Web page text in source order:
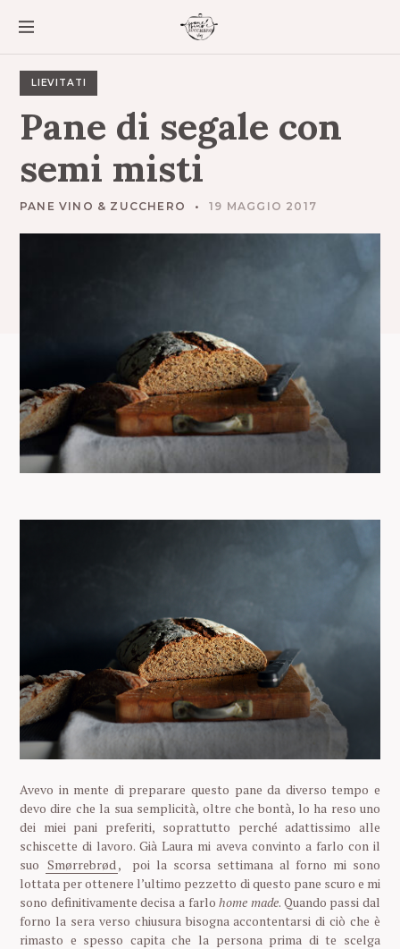
LIEVITATI
Pane di segale con
semi misti
PANE VINO & ZUCCHERO 19 MAGGIO 2017
Avevo in mente di preparare questo pane da diverso tempo e
devo dire che la sua semplicità, oltre che bontà, lo ha reso uno
dei miei pani preferiti, soprattutto perché adattissimo alle
schiscette di lavoro. Già Laura mi aveva convinto a farlo con il
suo Smørrebrød, poi la scorsa settimana al forno mi sono
lottata per ottenere l’ultimo pezzetto di questo pane scuro e mi
sono definitivamente decisa a farlohome made. Quando passi dal
forno la sera verso chiusura bisogna accontentarsi di ciò che è
rimasto e spesso capita che la persona prima di te scelga